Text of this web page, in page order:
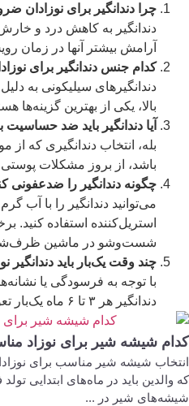
چرا دندانگیر برای نوزادان
دندانگیر به کاهش درد و
آرامش بیشتر آنها در زمان
کدام جنس دندانگیر برای
دندانگیرهای سیلیکونی به
بالا، یکی از بهترین گزینه‌ها
آیا دندانگیر باید ضد حساسیت
بله، انتخاب دندانگیری که
باشد، از بروز مشکلات
چگونه دندانگیر را ضدعفونی
می‌توانید دندانگیر را با آب
استریل‌کننده استفاده کنید.
شست‌وشو در ماشین
چند وقت یک‌بار باید دندانگیر
با توجه به فرسودگی یا
دندانگیر هر ۳ تا ۶ ماه یک‌بار تعویض شود.
شیشه شیر برای نوزاد
شیشه شیر مناسب برای
والدین باید در ماه‌های ابتدایی تولد
شیر در ...